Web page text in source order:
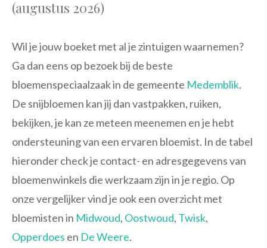
(augustus 2026)
Wil je jouw boeket met al je zintuigen waarnemen?
Ga dan eens op bezoek bij de beste
bloemenspeciaalzaak in de gemeente Medemblik.
De snijbloemen kan jij dan vastpakken, ruiken,
bekijken, je kan ze meteen meenemen en je hebt
ondersteuning van een ervaren bloemist. In de tabel
hieronder check je contact- en adresgegevens van
bloemenwinkels die werkzaam zijn in je regio. Op
onze vergelijker vind je ook een overzicht met
bloemisten in Midwoud, Oostwoud, Twisk,
Opperdoes en De Weere.